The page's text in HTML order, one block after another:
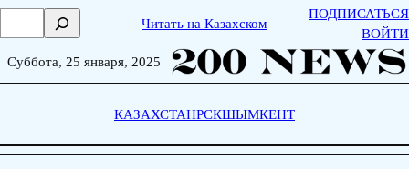
Skip
о
Читать на Казахском
ПОДПИСАТЬСЯ
ВОЙТИ
Суббота, 25 января, 2025
КАЗАХСТАНРСКШЫМКЕНТ